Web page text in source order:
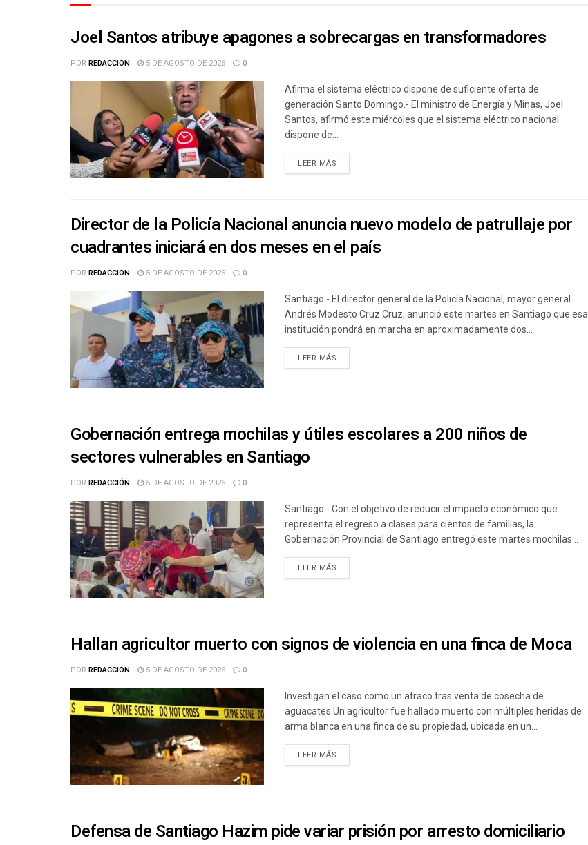
Joel Santos atribuye apagones a sobrecargas en transformadores
POR REDACCIÓN 5 DE AGOSTO DE 2026 0
Afirma el sistema eléctrico dispone de suficiente oferta de
generación Santo Domingo.- El ministro de Energía y Minas, Joel
Santos, afirmó este miércoles que el sistema eléctrico nacional
dispone de...
LEER MÁS
Director de la Policía Nacional anuncia nuevo modelo de patrullaje por
cuadrantes iniciará en dos meses en el país
POR REDACCIÓN 5 DE AGOSTO DE 2026 0
Santiago.- El director general de la Policía Nacional, mayor general
Andrés Modesto Cruz Cruz, anunció este martes en Santiago que esa
institución pondrá en marcha en aproximadamente dos...
LEER MÁS
Gobernación entrega mochilas y útiles escolares a 200 niños de
sectores vulnerables en Santiago
POR REDACCIÓN 5 DE AGOSTO DE 2026 0
Santiago.- Con el objetivo de reducir el impacto económico que
representa el regreso a clases para cientos de familias, la
Gobernación Provincial de Santiago entregó este martes mochilas...
LEER MÁS
Hallan agricultor muerto con signos de violencia en una finca de Moca
POR REDACCIÓN 5 DE AGOSTO DE 2026 0
Investigan el caso como un atraco tras venta de cosecha de
aguacates Un agricultor fue hallado muerto con múltiples heridas de
arma blanca en una finca de su propiedad, ubicada en un...
LEER MÁS
Defensa de Santiago Hazim pide variar prisión por arresto domiciliario